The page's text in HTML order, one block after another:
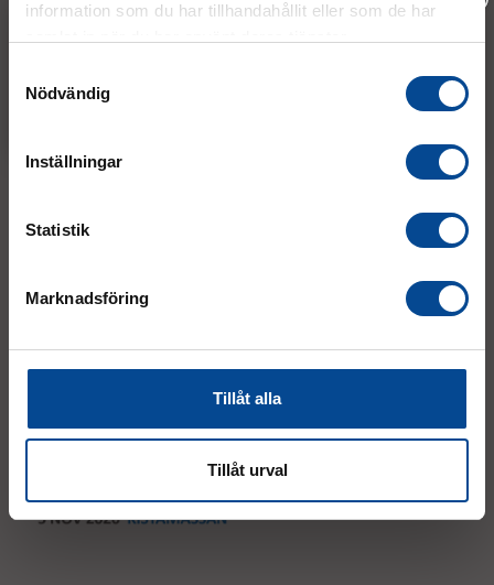
information som du har tillhandahållit eller som de har
Nödvändig
Inställningar
Statistik
Marknadsföring
Tillåt alla
Tillåt urval